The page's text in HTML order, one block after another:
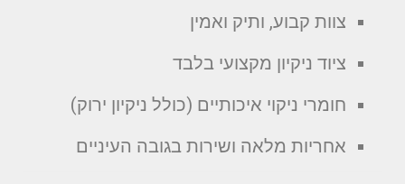
צוות קבוע, ותיק ואמין
ציוד ניקיון מקצועי בלבד
חומרי ניקוי איכותיים (כולל ניקיון ירוק)
אחריות מלאה ושירות בגובה העיניים